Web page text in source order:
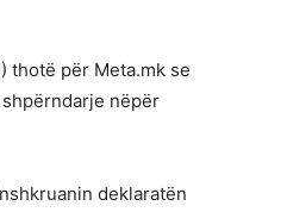
thotë për Meta.mk se
nëpër
deklaratën